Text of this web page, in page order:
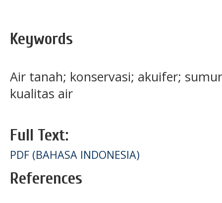
Keywords
Air tanah; konservasi; akuifer;
kualitas air
Full Text:
PDF (BAHASA INDONESIA)
References